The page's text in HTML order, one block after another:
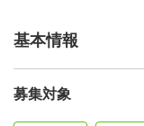
基本情報
募集対象